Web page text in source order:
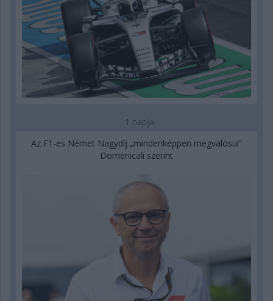
1 napja
Az F1-es Német Nagydíj „mindenképpen megvalósul”
Domenicali szerint